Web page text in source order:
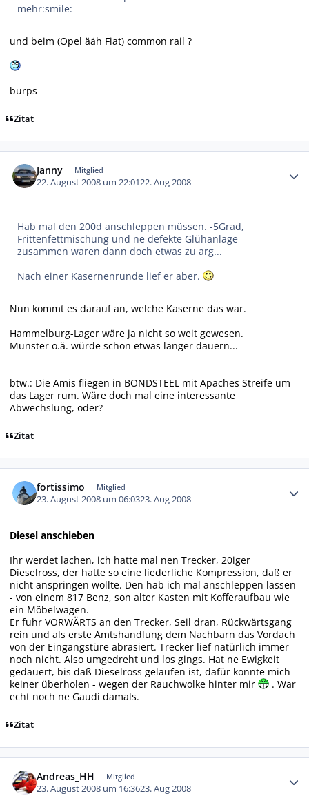
mehr:smile:
und beim (Opel ääh Fiat) common rail ?
burps
Zitat
Janny Mitglied
22. August 2008 um 22:0122. Aug 2008
Hab mal den 200d anschleppen müssen. -5Grad,
Frittenfettmischung und ne defekte Glühanlage
zusammen waren dann doch etwas zu arg...
Nach einer Kasernenrunde lief er aber.
Nun kommt es darauf an, welche Kaserne das war.
Hammelburg-Lager wäre ja nicht so weit gewesen.
Munster o.ä. würde schon etwas länger dauern...
btw.: Die Amis fliegen in BONDSTEEL mit Apaches Streife um
das Lager rum. Wäre doch mal eine interessante
Abwechslung, oder?
Zitat
fortissimo Mitglied
23. August 2008 um 06:0323. Aug 2008
Diesel anschieben
Ihr werdet lachen, ich hatte mal nen Trecker, 20iger
Dieselross, der hatte so eine liederliche Kompression, daß er
nicht anspringen wollte. Den hab ich mal anschleppen lassen
- von einem 817 Benz, son alter Kasten mit Kofferaufbau wie
ein Möbelwagen.
Er fuhr VORWÄRTS an den Trecker, Seil dran, Rückwärtsgang
rein und als erste Amtshandlung dem Nachbarn das Vordach
von der Eingangstüre abrasiert. Trecker lief natürlich immer
noch nicht. Also umgedreht und los gings. Hat ne Ewigkeit
gedauert, bis daß Dieselross gelaufen ist, dafür konnte mich
keiner überholen - wegen der Rauchwolke hinter mir
. War
echt noch ne Gaudi damals.
Zitat
Andreas_HH Mitglied
23. August 2008 um 16:3623. Aug 2008